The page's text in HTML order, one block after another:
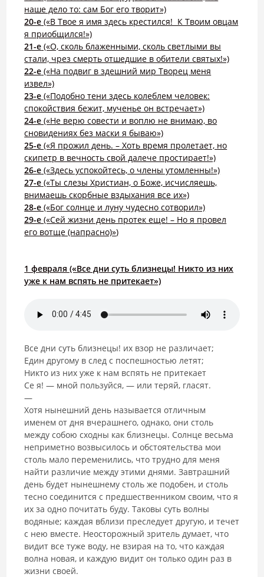
наше дело то: сам Бог его творит»)
20-е («В Твое я имя здесь крестился! К Твоим овцам
я приобщился!»)
21-е («О, сколь блаженными, сколь светлыми вы
стали, чрез смерть отшедшие в обители святых!»)
22-е («На подвиг в здешний мир Творец меня
извел»)
23-е («Подобно тени здесь колеблем человек:
спокойствия бежит, мученье он встречает»)
24-е(«Не верю совести и воплю не внимаю, во
сновидениях без маски я бываю»)
25-е(«Я прожил день. – Хоть время пролетает, но
скипетр в вечность свой далече простирает!»)
26-е («Здесь успокойтесь, о члены утомленны!»)
27-е («Ты слезы Христиан, о Боже, исчисляешь,
внимаешь скорбные вздыхания все их»)
28-е(«Бог солнце и луну чудесно сотворил»)
29-е(«Сей жизни день протек еще! – Но я провел
его вотще (напрасно)»)
1 февраля («Все дни суть близнецы! Никто из них
уже к нам вспять не притекает»)
Все дни суть близнецы! их взор не различает;
Един другому в след с поспешностью летят;
Никто из них уже к нам вспять не притекает
Се я! — мной пользуйся, — или теряй, гласят.
—
Хотя нынешний день называется отличным
именем от дня вчерашнего, однако, они столь
между собою сходны как близнецы. Солнце весьма
неприметно возвысилось и обстоятельства мои
столь мало переменились, что трудно для меня
найти различие между этими днями. Завтрашний
день будет нынешнему столь же подобен, и столь
тесно соединится с предшественником своим, что я
их за одно почитать буду. Таковы суть волны
водяные; каждая вблизи преследует другую, и течет
с нею вместе. Неосторожный зритель думает, что
видит все туже воду, не взирая на то, что каждая
волна новая, и каждую видит он только один раз в
жизни своей.